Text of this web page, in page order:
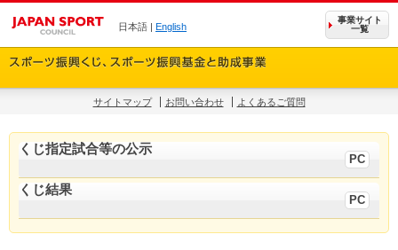
日本語 | English
事業サイト
一覧
サイトマップ お問い合わせ よくあるご質問
くじ指定試合等の公示
くじ結果